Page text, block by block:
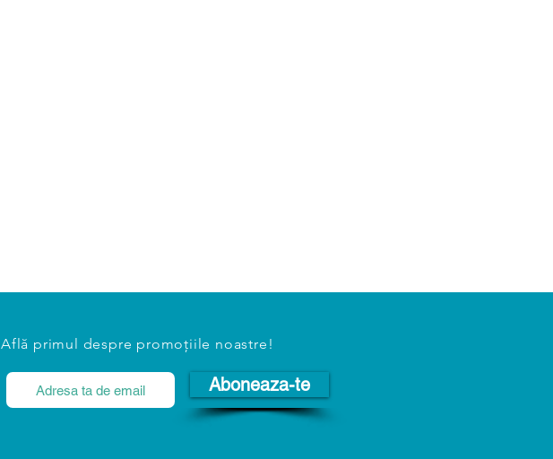
Află primul despre promoțiile noastre!
Aboneaza-te